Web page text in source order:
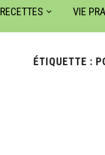
RECETTES VIE
ÉTIQUETTE :